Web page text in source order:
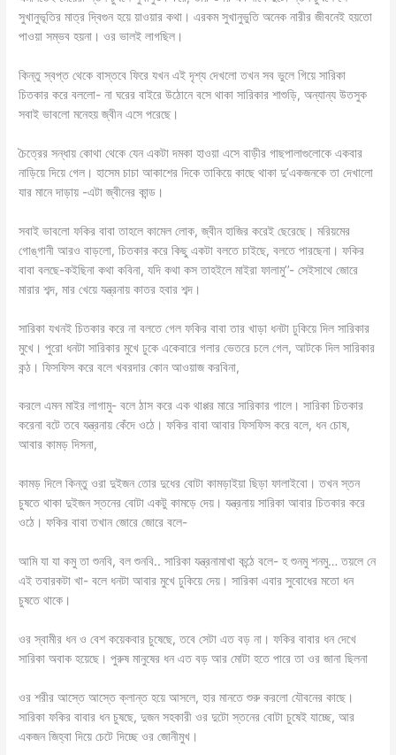
সুখানুভূতির মাত্র দ্বিগুন হয়ে য়াওয়ার কথা। এরকম সুখানুভুতি অনেক নারীর জীবনেই হয়তো
পাওয়া সম্ভব হয়না। ওর ভালই লাগছিল।
কিন্তু স্বপ্ত থেকে বাস্তবে ফিরে যখন এই দৃশ্য দেখলো তখন সব ভুলে গিয়ে সারিকা
চিতকার করে বললো- না ঘরের বাইরে উঠোনে বসে থাকা সারিকার শাশুড়ি, অন্যান্য উতসুক
সবাই ভাবলো মনেহয় জ্বীন এসে পরেছে।
চৈত্রের সন্ধায় কোথা থেকে যেন একটা দমকা হাওয়া এসে বাড়ীর গাছপালাগুলোকে একবার
নাড়িয়ে দিয়ে গেল। হাসেম চাচা আকাশের দিকে তাকিয়ে কাছে থাকা দু’একজনকে তা দেখালো
যার মানে দাড়ায় -এটা জ্বীনের কান্ড।
সবাই ভাবলো ফকির বাবা তাহলে কামেল লোক, জ্বীন হাজির করেই ছেরেছে। মরিয়মের
গোঙ্গানী আরও বাড়লো, চিতকার করে কিছু একটা বলতে চাইছে, বলতে পারছেনা। ফকির
বাবা বলছে-কইছিনা কথা কবিনা, যদি কথা কস তাহইলে মাইরা ফালামু’’- সেইসাথে জোরে
মারার শব্দ, মার খেয়ে যন্ত্রনায় কাতর হবার শব্দ।
সারিকা যখনই চিতকার করে না বলতে গেল ফকির বাবা তার খাড়া ধনটা ঢুকিয়ে দিল সারিকার
মুখে। পুরো ধনটা সারিকার মুখে ঢুকে একেবারে গলার ভেতরে চলে গেল, আটকে দিল সারিকার
কন্ঠ। ফিসফিস করে বলে খবরদার কোন আওয়াজ করবিনা,
করলে এমন মাইর লাগামু- বলে ঠাস করে এক থাপ্পর মারে সারিকার গালে। সারিকা চিতকার
করেনা বটে তবে যন্ত্রনায় কেঁদে ওঠে। ফকির বাবা আবার ফিসফিস করে বলে, ধন চোষ,
আবার কামড় দিসনা,
কামড় দিলে কিন্তু ওরা দুইজন তোর দুধের বোটা কামড়াইয়া ছিড়া ফালাইবো। তখন স্তন
চুষতে থাকা দুইজন স্তনের বোটা একটু কামড়ে দেয়। যন্ত্রনায় সারিকা আবার চিতকার করে
ওঠে। ফকির বাবা তখান জোরে জোরে বলে-
আমি যা যা কমু তা শুনবি, বল শুনবি.. সারিকা যন্ত্রনামাখা কন্ঠে বলে- হ শুনমু শনমু… তয়লে নে
এই তবারকটা খা- বলে ধনটা আবার মুখে ঢুকিয়ে দেয়। সারিকা এবার সুবোধের মতো ধন
চুষতে থাকে।
ওর স্বামীর ধন ও বেশ কয়েকবার চুষেছে, তবে সেটা এত বড় না। ফকির বাবার ধন দেখে
সারিকা অবাক হয়েছে। পুরুষ মানুষের ধন এত বড় আর মোটা হতে পারে তা ওর জানা ছিলনা
ওর শরীর আস্তে আস্তে ক্লান্ত হয়ে আসলে, হার মানতে শুরু করলো যৌবনের কাছে।
সারিকা ফকির বাবার ধন চুষছে, দুজন সহকারী ওর দুটো স্তনের বোটা চুষেই যাচ্ছে, আর
একজন জিহ্বা দিয়ে চেটে দিচ্ছে ওর জোনীমুখ।